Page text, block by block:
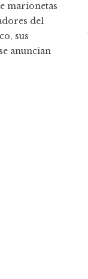
marionetas
del
sus
anuncian